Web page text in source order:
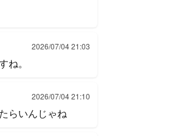
2026/07/04 21:03
。
2026/07/04 21:10
らいんじゃね